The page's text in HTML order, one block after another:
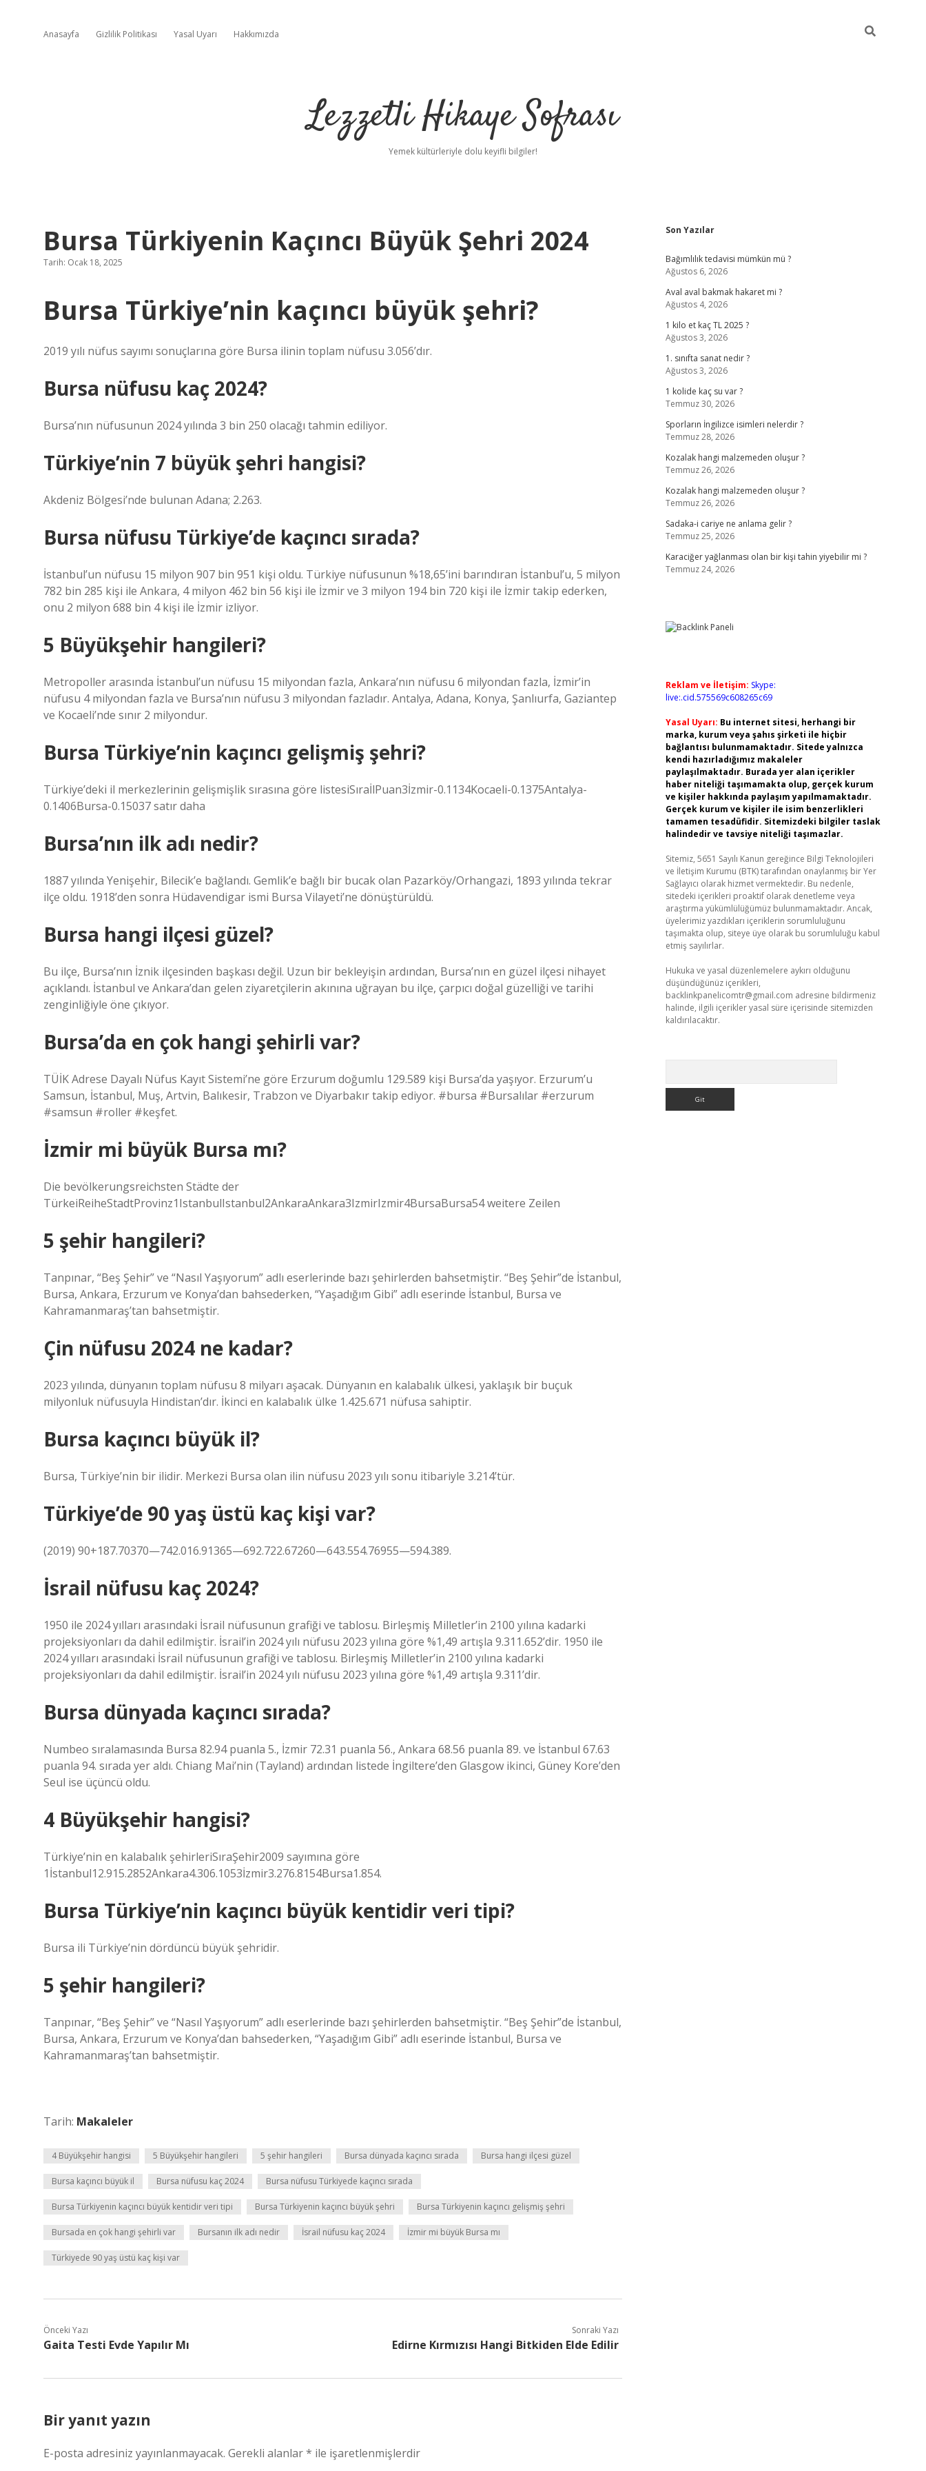
Anasayfa Gizlilik Politikası Yasal Uyarı Hakkımızda
Lezzetli Hikaye Sofrası
Yemek kültürleriyle dolu keyifli bilgiler!
Bursa Türkiyenin Kaçıncı Büyük Şehri 2024
Tarih: Ocak 18, 2025
Bursa Türkiye’nin kaçıncı büyük şehri?
2019 yılı nüfus sayımı sonuçlarına göre Bursa ilinin toplam nüfusu 3.056’dır.
Bursa nüfusu kaç 2024?
Bursa’nın nüfusunun 2024 yılında 3 bin 250 olacağı tahmin ediliyor.
Türkiye’nin 7 büyük şehri hangisi?
Akdeniz Bölgesi’nde bulunan Adana; 2.263.
Bursa nüfusu Türkiye’de kaçıncı sırada?
İstanbul’un nüfusu 15 milyon 907 bin 951 kişi oldu. Türkiye nüfusunun %18,65’ini barındıran İstanbul’u, 5 milyon
782 bin 285 kişi ile Ankara, 4 milyon 462 bin 56 kişi ile İzmir ve 3 milyon 194 bin 720 kişi ile İzmir takip ederken,
onu 2 milyon 688 bin 4 kişi ile İzmir izliyor.
5 Büyükşehir hangileri?
Metropoller arasında İstanbul’un nüfusu 15 milyondan fazla, Ankara’nın nüfusu 6 milyondan fazla, İzmir’in
nüfusu 4 milyondan fazla ve Bursa’nın nüfusu 3 milyondan fazladır. Antalya, Adana, Konya, Şanlıurfa, Gaziantep
ve Kocaeli’nde sınır 2 milyondur.
Bursa Türkiye’nin kaçıncı gelişmiş şehri?
Türkiye’deki il merkezlerinin gelişmişlik sırasına göre listesiSıraİlPuan3İzmir-0.1134Kocaeli-0.1375Antalya-
0.1406Bursa-0.15037 satır daha
Bursa’nın ilk adı nedir?
1887 yılında Yenişehir, Bilecik’e bağlandı. Gemlik’e bağlı bir bucak olan Pazarköy/Orhangazi, 1893 yılında tekrar
ilçe oldu. 1918’den sonra Hüdavendigar ismi Bursa Vilayeti’ne dönüştürüldü.
Bursa hangi ilçesi güzel?
Bu ilçe, Bursa’nın İznik ilçesinden başkası değil. Uzun bir bekleyişin ardından, Bursa’nın en güzel ilçesi nihayet
açıklandı. İstanbul ve Ankara’dan gelen ziyaretçilerin akınına uğrayan bu ilçe, çarpıcı doğal güzelliği ve tarihi
zenginliğiyle öne çıkıyor.
Bursa’da en çok hangi şehirli var?
TÜİK Adrese Dayalı Nüfus Kayıt Sistemi’ne göre Erzurum doğumlu 129.589 kişi Bursa’da yaşıyor. Erzurum’u
Samsun, İstanbul, Muş, Artvin, Balıkesir, Trabzon ve Diyarbakır takip ediyor. #bursa #Bursalılar #erzurum
#samsun #roller #keşfet.
İzmir mi büyük Bursa mı?
Die bevölkerungsreichsten Städte der
TürkeiReiheStadtProvinz1IstanbulIstanbul2AnkaraAnkara3IzmirIzmir4BursaBursa54 weitere Zeilen
5 şehir hangileri?
Tanpınar, “Beş Şehir” ve “Nasıl Yaşıyorum” adlı eserlerinde bazı şehirlerden bahsetmiştir. “Beş Şehir”de İstanbul,
Bursa, Ankara, Erzurum ve Konya’dan bahsederken, “Yaşadığım Gibi” adlı eserinde İstanbul, Bursa ve
Kahramanmaraş’tan bahsetmiştir.
Çin nüfusu 2024 ne kadar?
2023 yılında, dünyanın toplam nüfusu 8 milyarı aşacak. Dünyanın en kalabalık ülkesi, yaklaşık bir buçuk
milyonluk nüfusuyla Hindistan’dır. İkinci en kalabalık ülke 1.425.671 nüfusa sahiptir.
Bursa kaçıncı büyük il?
Bursa, Türkiye’nin bir ilidir. Merkezi Bursa olan ilin nüfusu 2023 yılı sonu itibariyle 3.214’tür.
Türkiye’de 90 yaş üstü kaç kişi var?
(2019) 90+187.70370—742.016.91365—692.722.67260—643.554.76955—594.389.
İsrail nüfusu kaç 2024?
1950 ile 2024 yılları arasındaki İsrail nüfusunun grafiği ve tablosu. Birleşmiş Milletler’in 2100 yılına kadarki
projeksiyonları da dahil edilmiştir. İsrail’in 2024 yılı nüfusu 2023 yılına göre %1,49 artışla 9.311.652’dir. 1950 ile
2024 yılları arasındaki İsrail nüfusunun grafiği ve tablosu. Birleşmiş Milletler’in 2100 yılına kadarki
projeksiyonları da dahil edilmiştir. İsrail’in 2024 yılı nüfusu 2023 yılına göre %1,49 artışla 9.311’dir.
Bursa dünyada kaçıncı sırada?
Numbeo sıralamasında Bursa 82.94 puanla 5., İzmir 72.31 puanla 56., Ankara 68.56 puanla 89. ve İstanbul 67.63
puanla 94. sırada yer aldı. Chiang Mai’nin (Tayland) ardından listede İngiltere’den Glasgow ikinci, Güney Kore’den
Seul ise üçüncü oldu.
4 Büyükşehir hangisi?
Türkiye’nin en kalabalık şehirleriSıraŞehir2009 sayımına göre
1İstanbul12.915.2852Ankara4.306.1053İzmir3.276.8154Bursa1.854.
Bursa Türkiye’nin kaçıncı büyük kentidir veri tipi?
Bursa ili Türkiye’nin dördüncü büyük şehridir.
5 şehir hangileri?
Tanpınar, “Beş Şehir” ve “Nasıl Yaşıyorum” adlı eserlerinde bazı şehirlerden bahsetmiştir. “Beş Şehir”de İstanbul,
Bursa, Ankara, Erzurum ve Konya’dan bahsederken, “Yaşadığım Gibi” adlı eserinde İstanbul, Bursa ve
Kahramanmaraş’tan bahsetmiştir.
Tarih: Makaleler
4 Büyükşehir hangisi 5 Büyükşehir hangileri 5 şehir hangileri Bursa dünyada kaçıncı sırada Bursa hangi ilçesi güzel
Bursa kaçıncı büyük il Bursa nüfusu kaç 2024 Bursa nüfusu Türkiyede kaçıncı sırada
Bursa Türkiyenin kaçıncı büyük kentidir veri tipi Bursa Türkiyenin kaçıncı büyük şehri Bursa Türkiyenin kaçıncı gelişmiş şehri
Bursada en çok hangi şehirli var Bursanın ilk adı nedir İsrail nüfusu kaç 2024 İzmir mi büyük Bursa mı
Türkiyede 90 yaş üstü kaç kişi var
Önceki Yazı
Gaita Testi Evde Yapılır Mı
Sonraki Yazı
Edirne Kırmızısı Hangi Bitkiden Elde Edilir
Bir yanıt yazın
E-posta adresiniz yayınlanmayacak. Gerekli alanlar* ile işaretlenmişlerdir
Sidebar
Son Yazılar
Bağımlılık tedavisi mümkün mü ?
Ağustos 6, 2026
Aval aval bakmak hakaret mi ?
Ağustos 4, 2026
1 kilo et kaç TL 2025 ?
Ağustos 3, 2026
1. sınıfta sanat nedir ?
Ağustos 3, 2026
1 kolide kaç su var ?
Temmuz 30, 2026
Sporların İngilizce isimleri nelerdir ?
Temmuz 28, 2026
Kozalak hangi malzemeden oluşur ?
Temmuz 26, 2026
Kozalak hangi malzemeden oluşur ?
Temmuz 26, 2026
Sadaka-i cariye ne anlama gelir ?
Temmuz 25, 2026
Karaciğer yağlanması olan bir kişi tahin yiyebilir mi ?
Temmuz 24, 2026
Reklam ve İletişim: Skype:
live:.cid.575569c608265c69
Yasal Uyarı: Bu internet sitesi, herhangi bir
marka, kurum veya şahıs şirketi ile hiçbir
bağlantısı bulunmamaktadır. Sitede yalnızca
kendi hazırladığımız makaleler
paylaşılmaktadır. Burada yer alan içerikler
haber niteliği taşımamakta olup, gerçek kurum
ve kişiler hakkında paylaşım yapılmamaktadır.
Gerçek kurum ve kişiler ile isim benzerlikleri
tamamen tesadüfidir. Sitemizdeki bilgiler taslak
halindedir ve tavsiye niteliği taşımazlar.
Sitemiz, 5651 Sayılı Kanun gereğince Bilgi Teknolojileri
ve İletişim Kurumu (BTK) tarafından onaylanmış bir Yer
Sağlayıcı olarak hizmet vermektedir. Bu nedenle,
sitedeki içerikleri proaktif olarak denetleme veya
araştırma yükümlülüğümüz bulunmamaktadır. Ancak,
üyelerimiz yazdıkları içeriklerin sorumluluğunu
taşımakta olup, siteye üye olarak bu sorumluluğu kabul
etmiş sayılırlar.
Hukuka ve yasal düzenlemelere aykırı olduğunu
düşündüğünüz içerikleri,
backlinkpanelicomtr@gmail.com adresine bildirmeniz
halinde, ilgili içerikler yasal süre içerisinde sitemizden
kaldırılacaktır.